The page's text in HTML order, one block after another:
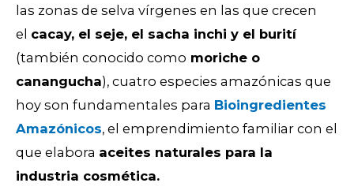
las zonas de selva vírgenes en las que crecen
el cacay, el seje, el sacha inchi y el burití
(también conocido como moriche o
canangucha), cuatro especies amazónicas que
hoy son fundamentales para Bioingredientes
Amazónicos, el emprendimiento familiar con el
que elabora aceites naturales para la
industria cosmética.